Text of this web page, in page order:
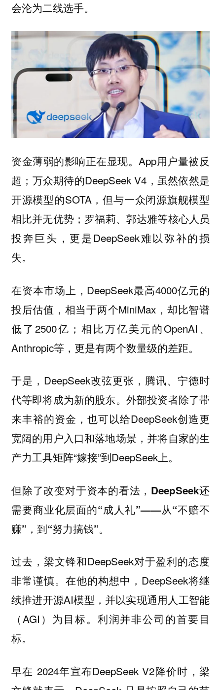
会沦为二线选手。
资金薄弱的影响正在显现。App用户量被反
超；万众期待的DeepSeek V4，虽然依然是
开源模型的SOTA，但与一众闭源旗舰模型
相比并无优势；罗福莉、郭达雅等核心人员
投奔巨头，更是DeepSeek难以弥补的损
失。
在资本市场上，DeepSeek最高4000亿元的
投后估值，相当于两个MiniMax，却比智谱
低了2500亿；相比万亿美元的OpenAI、
Anthropic等，更是有两个数量级的差距。
于是，DeepSeek改弦更张，腾讯、宁德时
代等即将成为新的股东。外部投资者除了带
来丰裕的资金，也可以给DeepSeek创造更
宽阔的用户入口和落地场景，并将自家的生
产力工具矩阵“嫁接”到DeepSeek上。
但除了改变对于资本的看法， DeepSeek还
需要商业化层面的“成人礼”——从“不赔不
赚”，到“努力搞钱”。
过去，梁文锋和DeepSeek对于盈利的态度
非常谨慎。在他的构想中，DeepSeek将继
续推进开源AI模型，并以实现通用人工智能
（AGI）为目标。利润并非公司的首要目
标。
早在 2024年宣布DeepSeek V2降价时，梁